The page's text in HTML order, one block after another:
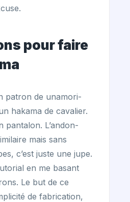
pour faire
patron de unamori-
hakama de cavalier.
pantalon. L’andon-
mais sans
c’est juste une jupe.
en me basant
Le but de ce
de fabrication,